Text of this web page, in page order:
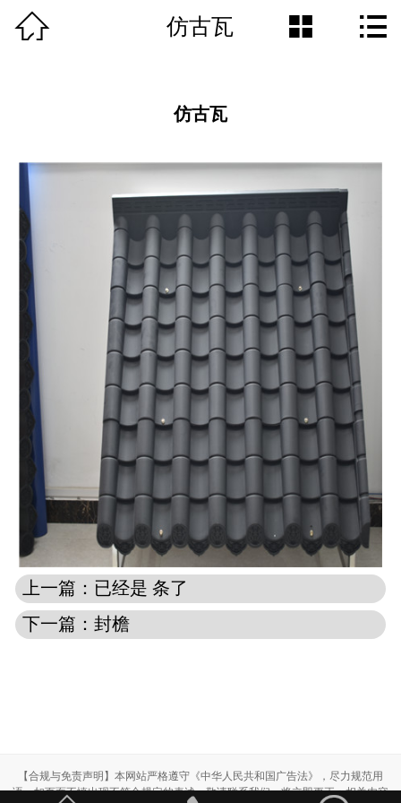
公司简介
在线留言(短信)
联系我们
 仿古瓦  
仿古瓦
上一篇：已经是 条了
下一篇：封檐
【合规与免责声明】本网站严格遵守《中华人民共和国广告法》，尽力规范用
语。如页面不慎出现不符合规定的表述，敬请联系我们，将立即更正；相关内容